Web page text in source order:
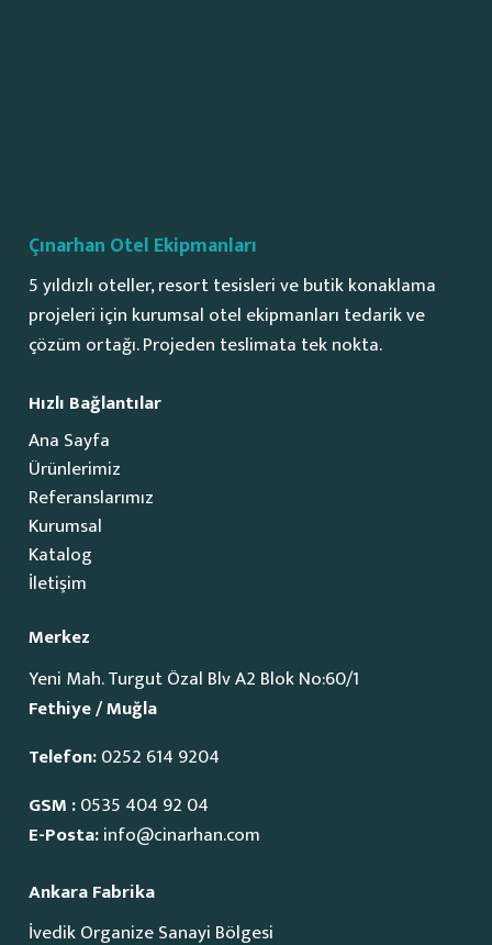
Çınarhan Otel Ekipmanları
5 yıldızlı oteller, resort tesisleri ve butik konaklama
projeleri için kurumsal otel ekipmanları tedarik ve
çözüm ortağı. Projeden teslimata tek nokta.
Hızlı Bağlantılar
Ana Sayfa
Ürünlerimiz
Referanslarımız
Kurumsal
Katalog
İletişim
Merkez
Yeni Mah. Turgut Özal Blv A2 Blok No:60/1
Fethiye / Muğla
Telefon:0252 614 9204
GSM :0535 404 92 04
E-Posta:info@cinarhan.com
Ankara Fabrika
İvedik Organize Sanayi Bölgesi